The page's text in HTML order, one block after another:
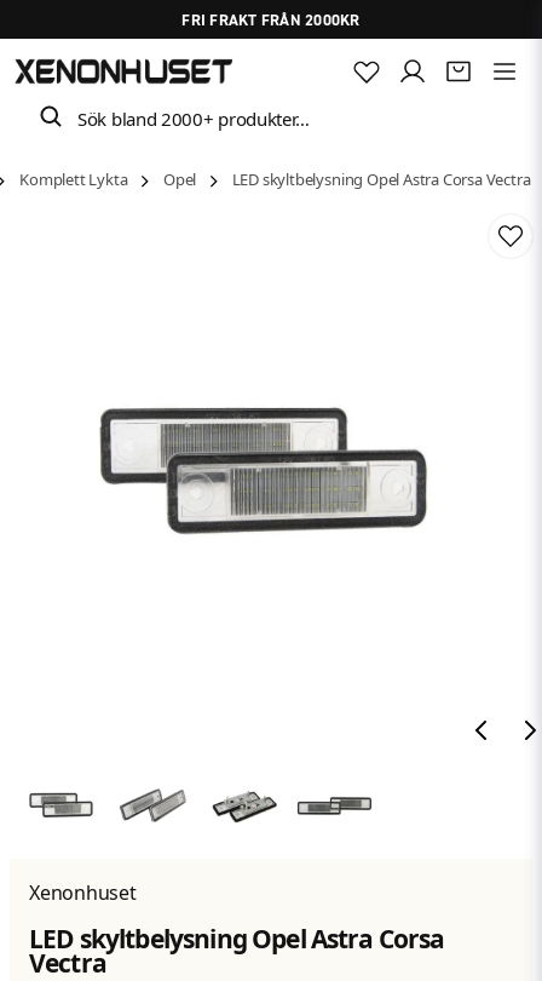
FRI FRAKT FRÅN 2000KR
Sök bland 2000+ produkter…
Komplett Lykta Opel LED skyltbelysning Opel Astra Corsa Vectra
Xenonhuset
LED skyltbelysning Opel Astra Corsa
Vectra